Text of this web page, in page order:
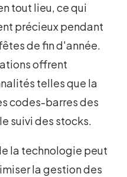
tout lieu, ce qui
précieux pendant
de fin d'année.
offrent
telles que la
codes-barres des
suivi des stocks.
la technologie peut
la gestion des